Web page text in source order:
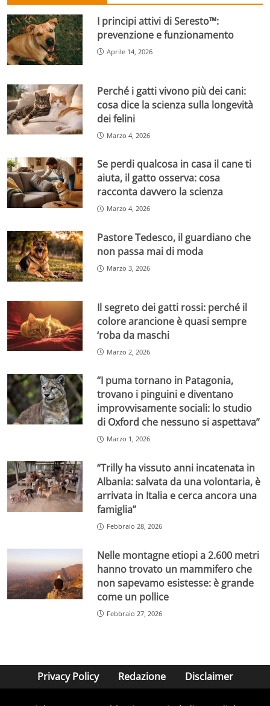
I principi attivi di Seresto™:
prevenzione e funzionamento
Aprile 14, 2026
Perché i gatti vivono più dei cani:
cosa dice la scienza sulla longevità
dei felini
Marzo 4, 2026
Se perdi qualcosa in casa il cane ti
aiuta, il gatto osserva: cosa
racconta davvero la scienza
Marzo 4, 2026
Pastore Tedesco, il guardiano che
non passa mai di moda
Marzo 3, 2026
Il segreto dei gatti rossi: perché il
colore arancione è quasi sempre
‘roba da maschi
Marzo 2, 2026
“I puma tornano in Patagonia,
trovano i pinguini e diventano
improvvisamente sociali: lo studio
di Oxford che nessuno si aspettava”
Marzo 1, 2026
“Trilly ha vissuto anni incatenata in
Albania: salvata da una volontaria, è
arrivata in Italia e cerca ancora una
famiglia”
Febbraio 28, 2026
Nelle montagne etiopi a 2.600 metri
hanno trovato un mammifero che
non sapevamo esistesse: è grande
come un pollice
Febbraio 27, 2026
Privacy Policy Redazione Disclaimer